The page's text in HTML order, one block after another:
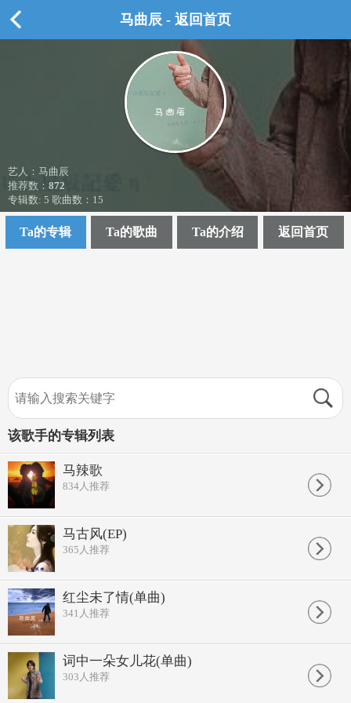
马曲辰 - 返回首页
艺人：马曲辰
推荐数： 872
专辑数: 5 歌曲数：15
Ta的专辑 Ta的歌曲 Ta的介绍 返回首页
该歌手的专辑列表
马辣歌
834人推荐
马古风(EP)
365 人推荐
红尘未了情(单曲)
341 人推荐
词中一朵女儿花(单曲)
303 人推荐